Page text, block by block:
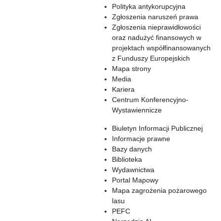
Polityka antykorupcyjna
Zgłoszenia naruszeń prawa
Zgłoszenia nieprawidłowości
oraz nadużyć finansowych w
projektach współfinansowanych
z Funduszy Europejskich
Mapa strony
Media
Kariera
Centrum Konferencyjno-
Wystawiennicze
Biuletyn Informacji Publicznej
Informacje prawne
Bazy danych
Biblioteka
Wydawnictwa
Portal Mapowy
Mapa zagrożenia pożarowego
lasu
PEFC